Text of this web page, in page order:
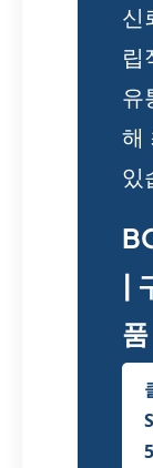
신
립
유
해
있
|
품